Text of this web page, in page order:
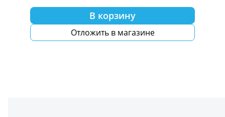
В корзину
Отложить в магазине